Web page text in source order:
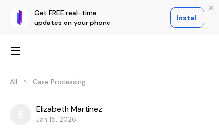
Get FREE real-time
updates on your phone
Install
All Case Processing
Elizabeth Martinez
Jan 15, 2026